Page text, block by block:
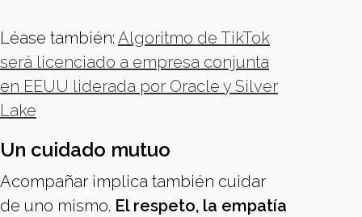
Léase también: Algoritmo de TikTok
será licenciado a empresa conjunta
en EEUU liderada por Oracle y Silver
Lake
Un cuidado mutuo
Acompañar implica también cuidar
de uno mismo. El respeto, la empatía